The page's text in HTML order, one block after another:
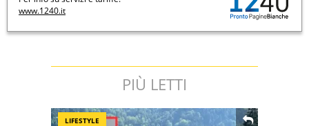
www.1240.it
PIÙ LETTI
LIFESTYLE